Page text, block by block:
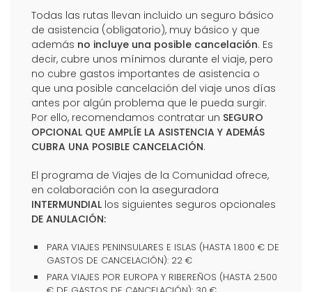
Todas las rutas llevan incluido un seguro básico
de asistencia (obligatorio), muy básico y que
además no incluye una posible cancelación. Es
decir, cubre unos mínimos durante el viaje, pero
no cubre gastos importantes de asistencia o
que una posible cancelación del viaje unos días
antes por algún problema que le pueda surgir.
Por ello, recomendamos contratar un SEGURO
OPCIONAL QUE AMPLÍE LA ASISTENCIA Y ADEMÁS
CUBRA UNA POSIBLE CANCELACIÓN.
El programa de Viajes de la Comunidad ofrece,
en colaboración con la aseguradora
INTERMUNDIAL los siguientes seguros opcionales
DE ANULACIÓN:
PARA VIAJES PENINSULARES E ISLAS (HASTA 1.800 € DE
GASTOS DE CANCELACIÓN): 22 €
PARA VIAJES POR EUROPA Y RIBEREÑOS (HASTA 2.500